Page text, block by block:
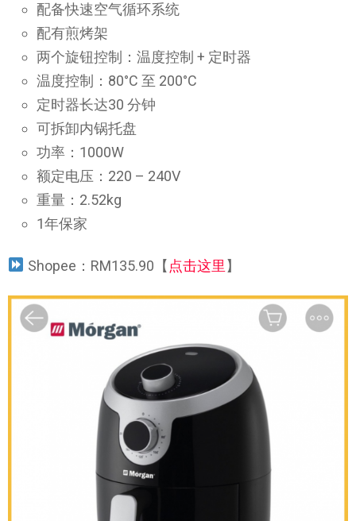
配备快速空气循环系统
配有煎烤架
两个旋钮控制：温度控制 + 定时器
温度控制：80°C 至 200°C
定时器长达30 分钟
可拆卸内锅托盘
功率：1000W
额定电压：220 – 240V
重量：2.52kg
1年保家
Shopee：RM135.90【点击这里】